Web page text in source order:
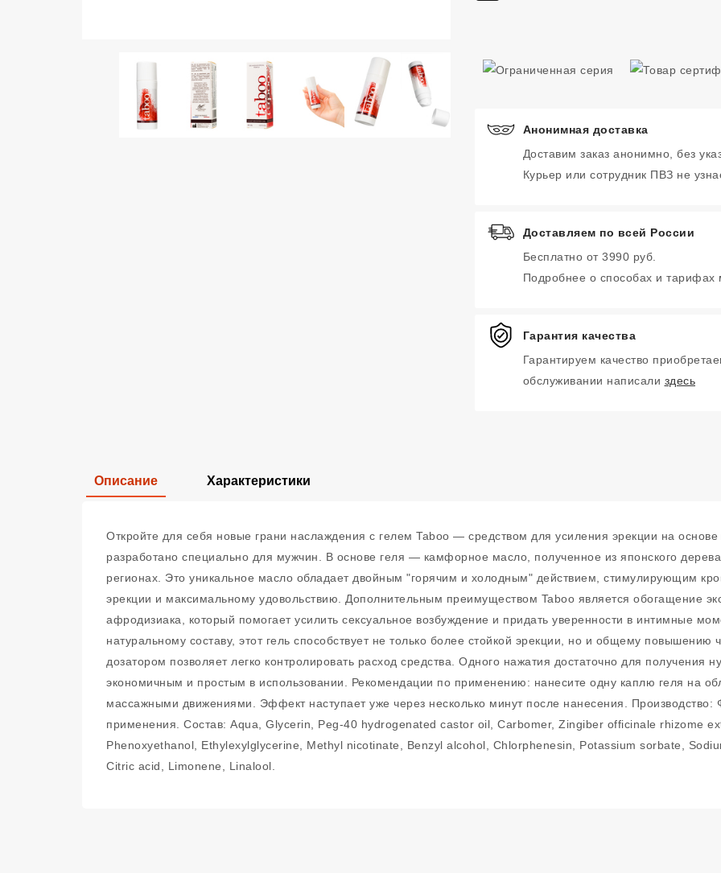
Анонимная доставка
Доставим заказ анонимно, без
Курьер или сотрудник ПВЗ не
Доставляем по всей России
Бесплатно от 3990 руб.
Подробнее о способах и тарифах
Гарантия качества
Гарантируем качество
обслуживании написали здесь
Описание Характеристики
Откройте для себя новые грани наслаждения с гелем Taboo — средством для усиления эрекции на основе
разработано специально для мужчин. В основе геля — камфорное масло, полученное из японского
регионах. Это уникальное масло обладает двойным "горячим и холодным" действием, стимулирующим
эрекции и максимальному удовольствию. Дополнительным преимуществом Taboo является обогащение
афродизиака, который помогает усилить сексуальное возбуждение и придать уверенности в интимные
натуральному составу, этот гель способствует не только более стойкой эрекции, но и общему повышению
дозатором позволяет легко контролировать расход средства. Одного нажатия достаточно для получения
экономичным и простым в использовании. Рекомендации по применению: нанесите одну каплю геля на
массажными движениями. Эффект наступает уже через несколько минут после нанесения. Производство:
применения. Состав: Aqua, Glycerin, Peg-40 hydrogenated castor oil, Carbomer, Zingiber officinale rhizome
Phenoxyethanol, Ethylexylglycerine, Methyl nicotinate, Benzyl alcohol, Chlorphenesin, Potassium sorbate,
Citric acid, Limonene, Linalool.